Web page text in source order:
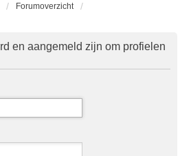
Forumoverzicht
en aangemeld zijn om profielen